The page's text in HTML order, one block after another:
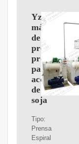
Yzyx140cjgx
máquina
de
prensa
profesional
para
aceite
de
soja
Tipo:
Prensa
Espiral